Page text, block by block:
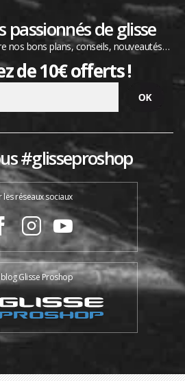
passionnés de glisse
nos bons plans, conseils, nouveautés…
de 10€ offerts !
#glisseproshop
les réseaux sociaux
blog Glisse Proshop